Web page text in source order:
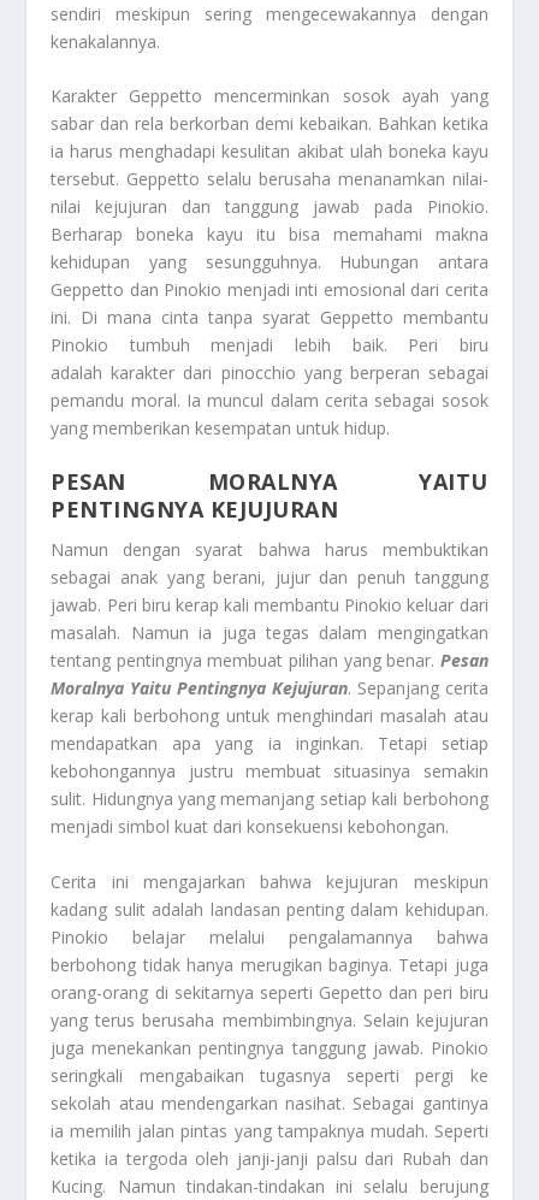
sendiri meskipun sering mengecewakannya dengan
kenakalannya.
Karakter Geppetto mencerminkan sosok ayah yang
sabar dan rela berkorban demi kebaikan. Bahkan ketika
ia harus menghadapi kesulitan akibat ulah boneka kayu
tersebut. Geppetto selalu berusaha menanamkan nilai-
nilai kejujuran dan tanggung jawab pada Pinokio.
Berharap boneka kayu itu bisa memahami makna
kehidupan yang sesungguhnya. Hubungan antara
Geppetto dan Pinokio menjadi inti emosional dari cerita
ini. Di mana cinta tanpa syarat Geppetto membantu
Pinokio tumbuh menjadi lebih baik. Peri biru
adalah karakter dari pinocchio yang berperan sebagai
pemandu moral. Ia muncul dalam cerita sebagai sosok
yang memberikan kesempatan untuk hidup.
PESAN MORALNYA YAITU
PENTINGNYA KEJUJURAN
Namun dengan syarat bahwa harus membuktikan
sebagai anak yang berani, jujur dan penuh tanggung
jawab. Peri biru kerap kali membantu Pinokio keluar dari
masalah. Namun ia juga tegas dalam mengingatkan
tentang pentingnya membuat pilihan yang benar. Pesan
Moralnya Yaitu Pentingnya Kejujuran. Sepanjang cerita
kerap kali berbohong untuk menghindari masalah atau
mendapatkan apa yang ia inginkan. Tetapi setiap
kebohongannya justru membuat situasinya semakin
sulit. Hidungnya yang memanjang setiap kali berbohong
menjadi simbol kuat dari konsekuensi kebohongan.
Cerita ini mengajarkan bahwa kejujuran meskipun
kadang sulit adalah landasan penting dalam kehidupan.
Pinokio belajar melalui pengalamannya bahwa
berbohong tidak hanya merugikan baginya. Tetapi juga
orang-orang di sekitarnya seperti Gepetto dan peri biru
yang terus berusaha membimbingnya. Selain kejujuran
juga menekankan pentingnya tanggung jawab. Pinokio
seringkali mengabaikan tugasnya seperti pergi ke
sekolah atau mendengarkan nasihat. Sebagai gantinya
ia memilih jalan pintas yang tampaknya mudah. Seperti
ketika ia tergoda oleh janji-janji palsu dari Rubah dan
Kucing. Namun tindakan-tindakan ini selalu berujung